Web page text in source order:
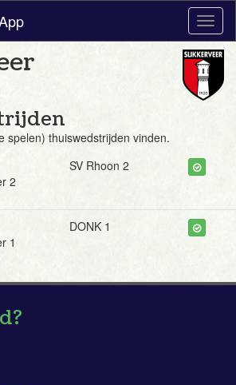
spelen) thuiswedstrijden vinden.
2
SV Rhoon 2
1
DONK 1